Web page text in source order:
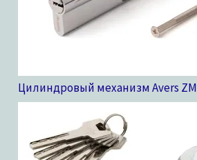
Цилиндровый механизм Avers ZM